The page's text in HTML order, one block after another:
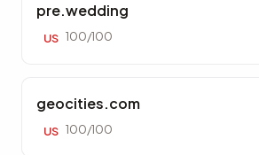
pre.wedding
US 100/100
geocities.com
US 100/100